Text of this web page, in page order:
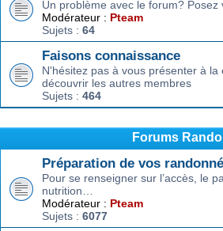
Un problème avec le forum? Posez
Modérateur : Pteam
Sujets : 64
Faisons connaissance
N'hésitez pas à vous présenter à
découvrir les autres membres
Sujets : 464
Forums Rando
Préparation de vos
Pour se renseigner sur l’accès, le
nutrition…
Modérateur : Pteam
Sujets : 6077